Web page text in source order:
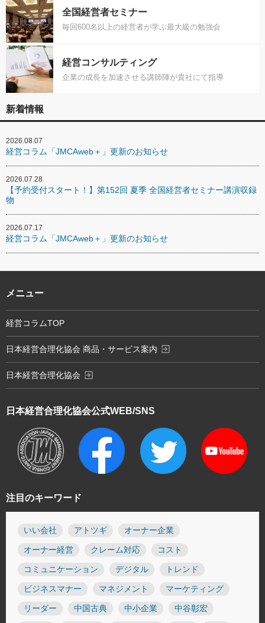
全国経営者セミナー
毎回600名以上の経営者が学ぶ最大級の勉強会
経営コンサルティング
企業の成長を加速させる講師陣が貴社にて指導
新着情報
2026.08.07
経営コラム「JMCAweb＋」更新のお知らせ
2026.07.28
【予約受付スタート！】第152回 夏季 全国経営者セミナー講演収録
物
2026.07.17
経営コラム「JMCAweb＋」更新のお知らせ
注目のキーワード
いい会社 アトツギ オーナー企業
オーナー経営 クレーム対応 コスト
コミュニケーション デジタル トレンド
ビジネスマナー マネジメント マーケティング
リーダー 中国古典 中小企業 中谷彰宏
日本経営合理化協会公式WEB/SNS
メニュー
経営コラムTOP
日本経営合理化協会 商品・サービス案内 exit_to_app
日本経営合理化協会 exit_to_app